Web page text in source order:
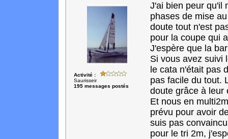
Activité :
Saurisseir
195 messages postés
J'ai bien peur qu'il
phases de mise
doute tout n'est
pour la coupe qui
J'espère que la
Si vous avez suivi
le cata n'était pas
pas facile du tout.
doute grâce à leur
Et nous en
prévu pour avoir
suis pas
pour le tri 2m,